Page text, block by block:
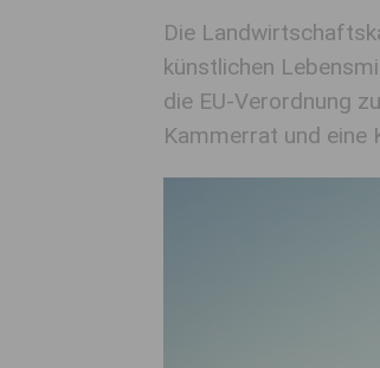
Die
künstlichen
die EU-Verordnung
Kammerrat und eine